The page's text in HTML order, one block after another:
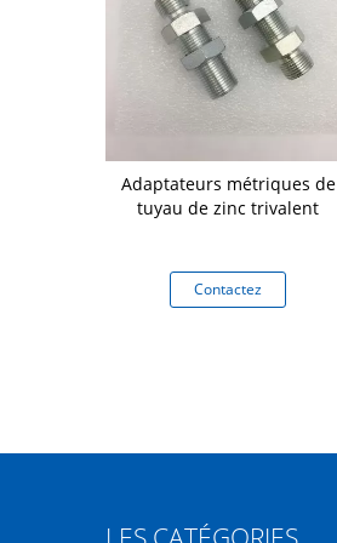
Adaptateurs métriques de
tuyau de zinc trivalent
Contactez